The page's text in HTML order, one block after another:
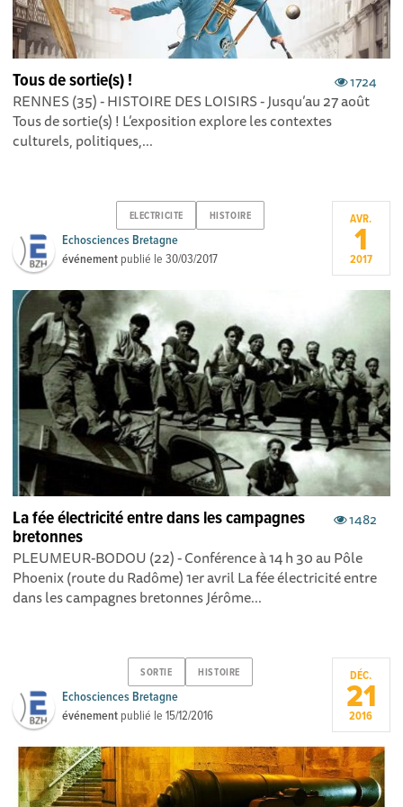
1724
Tous de sortie(s) !
RENNES (35) - HISTOIRE DES LOISIRS - Jusqu’au 27 août
Tous de sortie(s) ! L’exposition explore les contextes
culturels, politiques,...
ELECTRICITE HISTOIRE
Echosciences Bretagne
événement publié le30/03/2017
AVR.
1
2017
1482
La fée électricité entre dans les campagnes
bretonnes
PLEUMEUR-BODOU (22) - Conférence à 14 h 30 au Pôle
Phoenix (route du Radôme) 1er avril La fée électricité entre
dans les campagnes bretonnes Jérôme...
SORTIE HISTOIRE
Echosciences Bretagne
événement publié le15/12/2016
DÉC.
21
2016